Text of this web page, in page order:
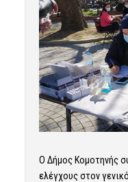
Ο Δήμος Κομοτηνής
ελέγχους στον